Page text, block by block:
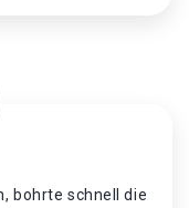
bohrte schnell die